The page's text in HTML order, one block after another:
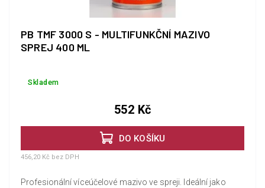
PB TMF 3000 S - MULTIFUNKČNÍ MAZIVO
SPREJ 400 ML
Skladem
DO KOŠÍKU
456,20 Kč bez DPH
552 Kč
Profesionální víceúčelové mazivo ve spreji. Ideální jako